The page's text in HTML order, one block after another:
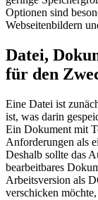
Optionen sind
Webseitenbildern
Datei,
für den
Eine Datei ist
ist, was darin
Ein Dokument mit
Anforderungen als
Deshalb sollte das
bearbeitbares
Arbeitsversion als
verschicken